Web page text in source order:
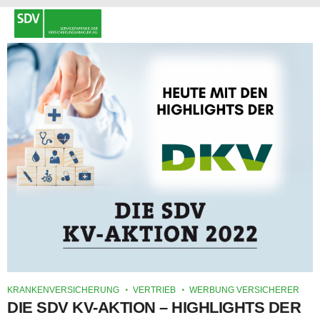
KRANKENVERSICHERUNG VERTRIEB WERBUNG VERSICHERER
DIE SDV KV-AKTION – HIGHLIGHTS DER